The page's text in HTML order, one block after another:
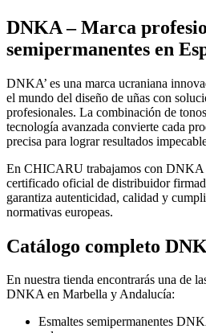
DNKA – Marca
semipermanentes en
DNKA’ es una marca ucraniana
el mundo del diseño de uñas con
profesionales. La combinación de
tecnología avanzada convierte cada
precisa para lograr resultados
En CHICARU trabajamos con DNKA
certificado oficial de distribuidor
garantiza autenticidad, calidad y
normativas europeas.
Catálogo completo
En nuestra tienda encontrarás una de
DNKA en Marbella y Andalucía:
Esmaltes semipermanentes